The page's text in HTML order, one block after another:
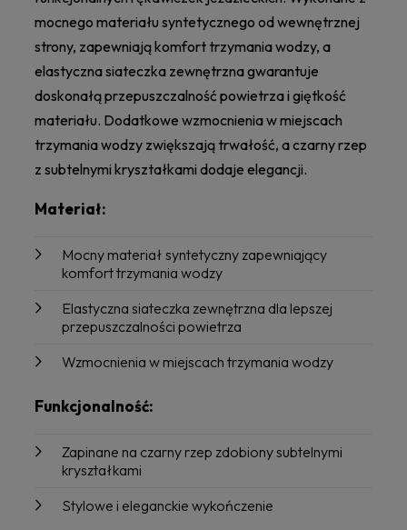
mocnego materiału syntetycznego od wewnętrznej
strony, zapewniają komfort trzymania wodzy, a
elastyczna siateczka zewnętrzna gwarantuje
doskonałą przepuszczalność powietrza i giętkość
materiału. Dodatkowe wzmocnienia w miejscach
trzymania wodzy zwiększają trwałość, a czarny rzep
z subtelnymi kryształkami dodaje elegancji.
Materiał:
Mocny materiał syntetyczny zapewniający
komfort trzymania wodzy
Elastyczna siateczka zewnętrzna dla lepszej
przepuszczalności powietrza
Wzmocnienia w miejscach trzymania wodzy
Funkcjonalność:
Zapinane na czarny rzep zdobiony subtelnymi
kryształkami
Stylowe i eleganckie wykończenie